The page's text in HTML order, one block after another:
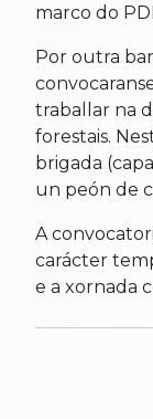
marco do
Por outra
traballar na
forestais.
brigada
un peón de
A
carácter
e a xornada